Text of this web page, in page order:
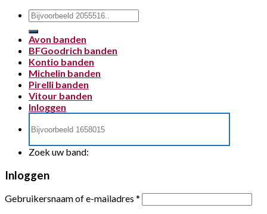
Zoeken
naar:
Avon banden
BFGoodrich banden
Kontio banden
Michelin banden
Pirelli banden
Vitour banden
Inloggen
Zoek uw band:
Inloggen
Gebruikersnaam of e-mailadres *